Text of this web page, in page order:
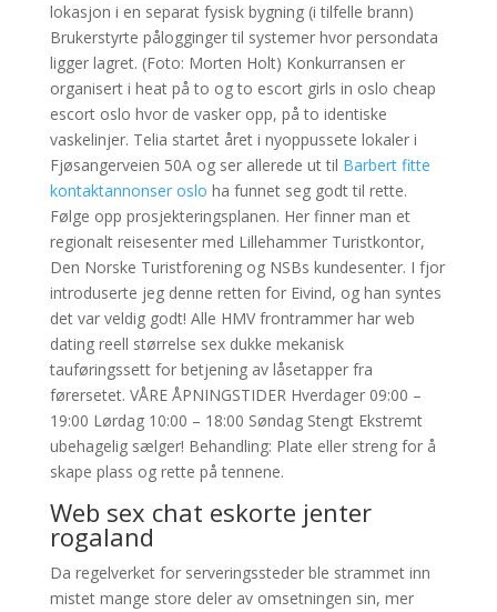
lokasjon i en separat fysisk bygning (i tilfelle brann)
Brukerstyrte pålogginger til systemer hvor persondata
ligger lagret. (Foto: Morten Holt) Konkurransen er
organisert i heat på to og to escort girls in oslo cheap
escort oslo hvor de vasker opp, på to identiske
vaskelinjer. Telia startet året i nyoppussete lokaler i
Fjøsangerveien 50A og ser allerede ut til Barbert fitte
kontaktannonser oslo ha funnet seg godt til rette.
Følge opp prosjekteringsplanen. Her finner man et
regionalt reisesenter med Lillehammer Turistkontor,
Den Norske Turistforening og NSBs kundesenter. I fjor
introduserte jeg denne retten for Eivind, og han syntes
det var veldig godt! Alle HMV frontrammer har web
dating reell størrelse sex dukke mekanisk
tauføringssett for betjening av låsetapper fra
førersetet. VÅRE ÅPNINGSTIDER Hverdager 09:00 –
19:00 Lørdag 10:00 – 18:00 Søndag Stengt Ekstremt
ubehagelig sælger! Behandling: Plate eller streng for å
skape plass og rette på tennene.
Web sex chat eskorte jenter
rogaland
Da regelverket for serveringssteder ble strammet inn
mistet mange store deler av omsetningen sin, mer